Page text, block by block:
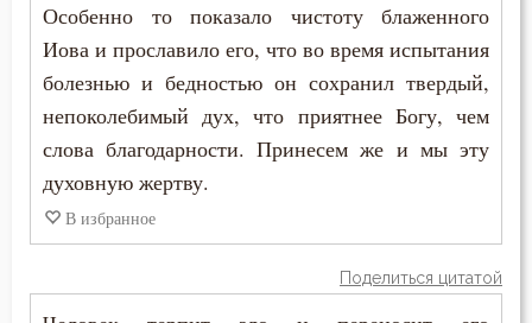
Богородица
Богослужение
Богоугождение
Болезнь
Григорий Нисский
Григорий Палама
Григорий Синаит
Диадох
Особенно то показало чистоту блаженного
Иова и прославило его, что во время испытания
болезнью и бедностью он сохранил твердый,
непоколебимый дух, что приятнее Богу, чем
слова благодарности. Принесем же и мы эту
духовную жертву.
В избранное
Поделиться цитатой